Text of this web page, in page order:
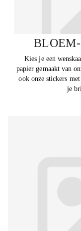
Kies je een
papier gemaakt van
ook onze stickers
je